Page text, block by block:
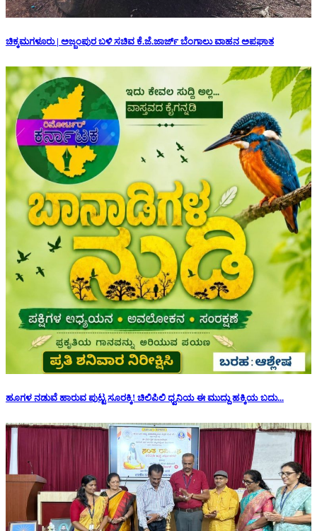
ಚಿಕ್ಕಮಗಳೂರು | ಅಜ್ಜಂಪುರ ಬಳಿ ಸಚಿವ ಕೆ.ಜೆ.ಜಾರ್ಜ್ ಬೆಂಗಾಲು ವಾಹನ ಅಪಘಾತ
ಹೂಗಳ ನಡುವೆ ಹಾರುವ ಪುಟ್ಟ ಸೂರಕ್ಕಿ! ಚಿಲಿಪಿಲಿ ಧ್ವನಿಯ ಈ ಮುದ್ದು ಹಕ್ಕಿಯ ಬದು...